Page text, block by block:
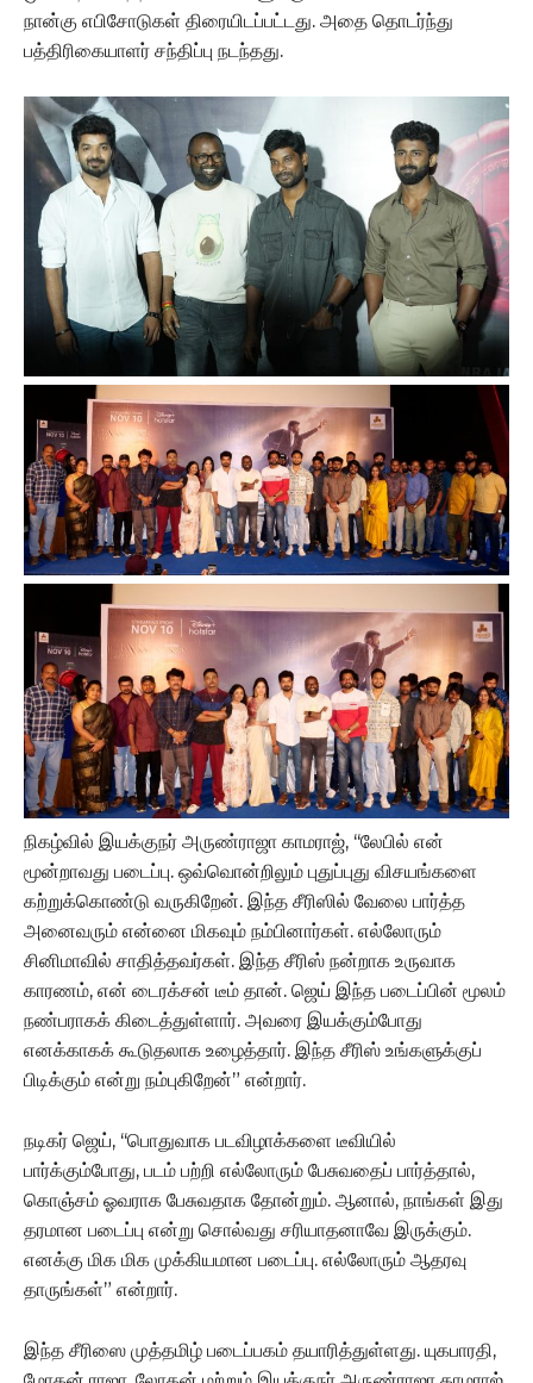
நான்கு எபிசோடுகள் திரையிடப்பட்டது. அதை தொடர்ந்து
பத்திரிகையாளர் சந்திப்பு நடந்தது.
நிகழ்வில் இயக்குநர் அருண்ராஜா காமராஜ், ‘‘லேபில் என்
மூன்றாவது படைப்பு. ஒவ்வொன்றிலும் புதுப்புது விசயங்களை
கற்றுக்கொண்டு வருகிறேன். இந்த சீரிஸில் வேலை பார்த்த
அனைவரும் என்னை மிகவும் நம்பினார்கள். எல்லோரும்
சினிமாவில் சாதித்தவர்கள். இந்த சீரிஸ் நன்றாக உருவாக
காரணம், என் டைரக்சன் டீம் தான். ஜெய் இந்த படைப்பின் மூலம்
நண்பராகக் கிடைத்துள்ளார். அவரை இயக்கும்போது
எனக்காகக் கூடுதலாக உழைத்தார். இந்த சீரிஸ் உங்களுக்குப்
பிடிக்கும் என்று நம்புகிறேன்” என்றார்.
நடிகர் ஜெய், ‘‘பொதுவாக படவிழாக்களை டீவியில்
பார்க்கும்போது, படம் பற்றி எல்லோரும் பேசுவதைப் பார்த்தால்,
கொஞ்சம் ஓவராக பேசுவதாக தோன்றும். ஆனால், நாங்கள் இது
தரமான படைப்பு என்று சொல்வது சரியாதனாவே இருக்கும்.
எனக்கு மிக மிக முக்கியமான படைப்பு. எல்லோரும் ஆதரவு
தாருங்கள்” என்றார்.
இந்த சீரிஸை முத்தமிழ் படைப்பகம் தயாரித்துள்ளது. யுகபாரதி,